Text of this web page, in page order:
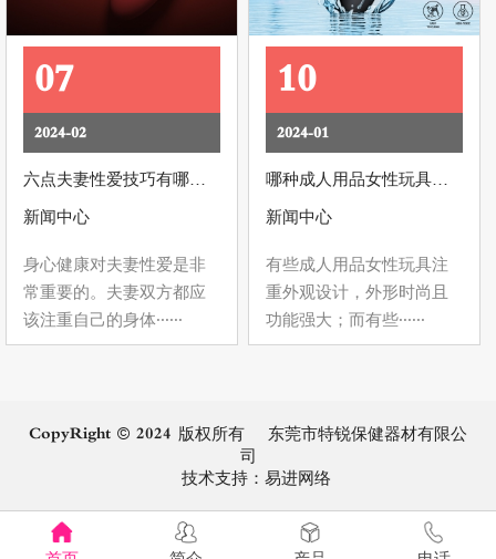
07
2024-02
新闻中心
身心健康对夫妻性爱是非
常重要的。夫妻双方都应
该注重自己的身体......
10
2024-01
新闻中心
有些成人用品女性玩具注
重外观设计，外形时尚且
功能强大；而有些......
CopyRight © 2024 版权所有 东莞市特锐保健器材有限公
司
技术支持： 易进网络